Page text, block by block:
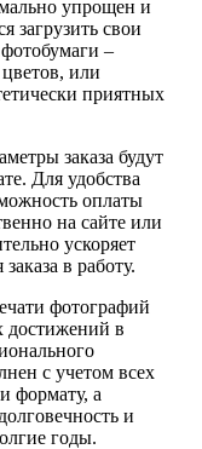
упрощен и
загрузить свои
–
или
приятных
заказа будут
Для удобства
оплаты
на сайте или
ускоряет
в работу.
фотографий
достижений в
с учетом всех
формату, а
и
годы.